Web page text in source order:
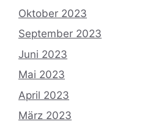
Oktober 2023
September 2023
Juni 2023
Mai 2023
April 2023
März 2023